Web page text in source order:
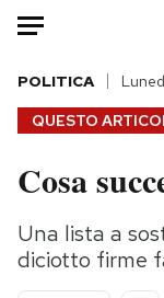
HOME
Italia
Politica
QUESTO
POLITICA
Cosa
Una lista a
diciotto firme